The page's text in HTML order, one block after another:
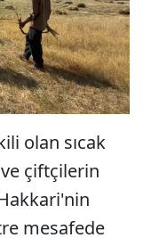
olan sıcak
çiftçilerin
mesafede